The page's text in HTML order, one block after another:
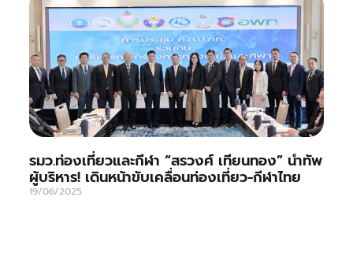
รมว.ท่องเที่ยวและกีฬา “สรวงศ์ เทียนทอง” นำทัพ
ผู้บริหาร! เดินหน้าขับเคลื่อนท่องเที่ยว-กีฬาไทย
19/06/2025